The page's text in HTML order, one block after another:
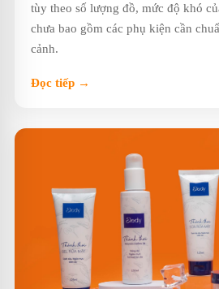
tùy theo số lượng đồ, mức độ khó
chưa bao gồm các phụ kiện cần
cảnh.
Đọc tiếp →